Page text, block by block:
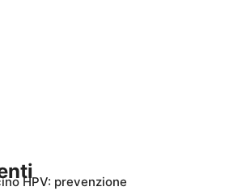
HPV: prevenzione